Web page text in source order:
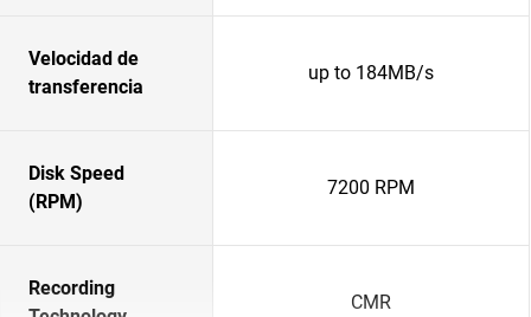
Velocidad de
transferencia
up to 184MB/s
Disk Speed
(RPM)
7200 RPM
Recording
CMR